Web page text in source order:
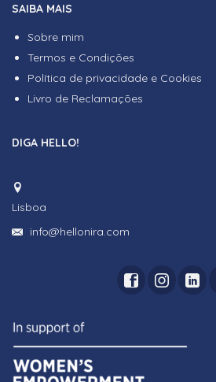
SAIBA MAIS
Sobre mim
Termos e Condições
Política de privacidade e Cookies
Livro de Reclamações
DIGA HELLO!
Lisboa
info@hellonira.com